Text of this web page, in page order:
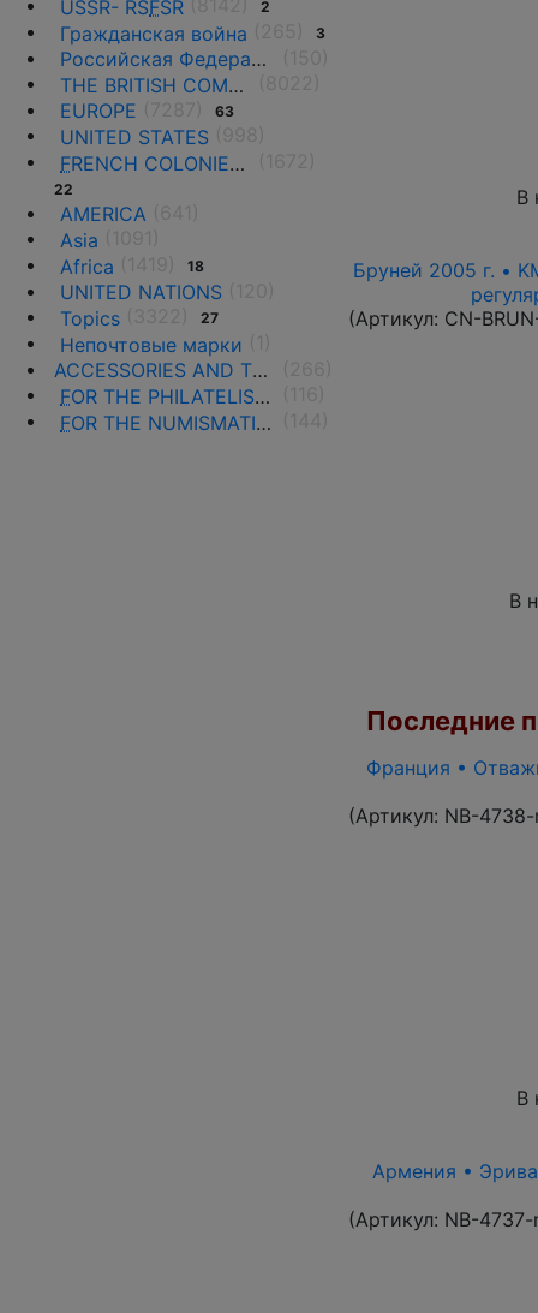
USSR- RSFSR 2
Гражданская война 3
Российская Федерация(1992 г.-н.д.)
THE BRITISH COMMONWEALTH
EUROPE
63
UNITED STATES
FRENCH COLONIES AND THE TERRITORIES
22
AMERICA
Asia
Africa
18
UNITED NATIONS
Topics
27
Непочтовые марки
ACCESSORIES AND THE LITERATURE
FOR THE PHILATELISTS
FOR THE NUMISMATISTS
В
Бруней 2005 г. •
(Артикул: CN-
В
Последние
Франция •
(Артикул: NB-4738-
В
Армения •
(Артикул: NB-4737-